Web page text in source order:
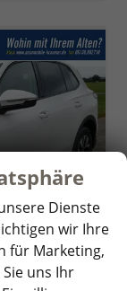
Dienste
wir Ihre
für Marketing,
uns Ihr